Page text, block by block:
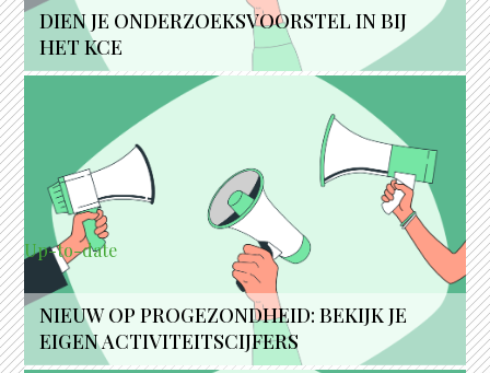
DIEN JE ONDERZOEKSVOORSTEL IN BIJ
HET KCE
Up-to-date
NIEUW OP PROGEZONDHEID: BEKIJK JE
EIGEN ACTIVITEITSCIJFERS